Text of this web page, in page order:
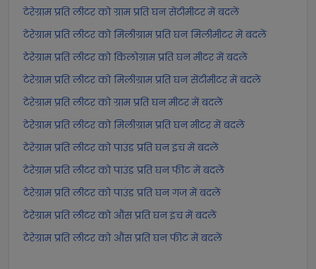
टेरेग्राम प्रति लीटर को ग्राम प्रति घन सेंटीमीटर में बदलें
टेरेग्राम प्रति लीटर को मिलीग्राम प्रति घन मिलीमीटर में बदलें
टेरेग्राम प्रति लीटर को किलोग्राम प्रति घन मीटर में बदलें
टेरेग्राम प्रति लीटर को मिलीग्राम प्रति घन सेंटीमीटर में बदलें
टेरेग्राम प्रति लीटर को ग्राम प्रति घन मीटर में बदलें
टेरेग्राम प्रति लीटर को मिलीग्राम प्रति घन मीटर में बदलें
टेरेग्राम प्रति लीटर को पाउंड प्रति घन इंच में बदलें
टेरेग्राम प्रति लीटर को पाउंड प्रति घन फीट में बदलें
टेरेग्राम प्रति लीटर को पाउंड प्रति घन गज में बदलें
टेरेग्राम प्रति लीटर को औंस प्रति घन इंच में बदलें
टेरेग्राम प्रति लीटर को औंस प्रति घन फीट में बदलें